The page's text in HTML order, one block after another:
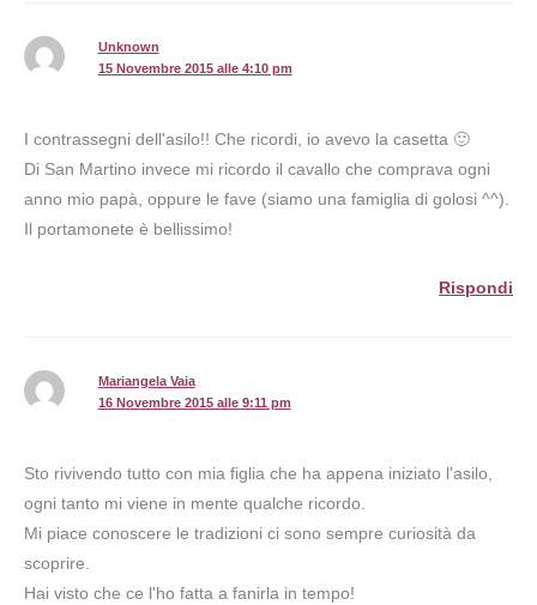
Unknown
15 Novembre 2015 alle 4:10 pm
I contrassegni dell'asilo!! Che ricordi, io avevo la casetta 🙂
Di San Martino invece mi ricordo il cavallo che comprava ogni
anno mio papà, oppure le fave (siamo una famiglia di golosi ^^).
Il portamonete è bellissimo!
Rispondi
Mariangela Vaia
16 Novembre 2015 alle 9:11 pm
Sto rivivendo tutto con mia figlia che ha appena iniziato l'asilo,
ogni tanto mi viene in mente qualche ricordo.
Mi piace conoscere le tradizioni ci sono sempre curiosità da
scoprire.
Hai visto che ce l'ho fatta a fanirla in tempo!